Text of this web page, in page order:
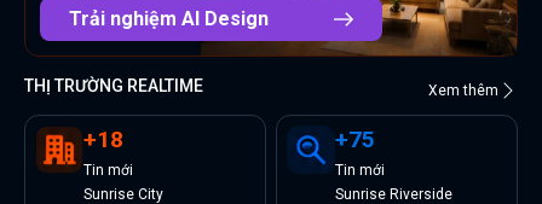
Trải nghiệm AI Design
THỊ TRƯỜNG REALTIME Xem thêm
+18
Tin mới
Sunrise City
+75
Tin mới
Sunrise Riverside